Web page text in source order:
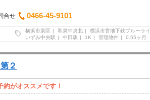
合せ
0466-45-9101
横浜市泉区 和泉中央北 横浜市営地下鉄ブルーラ
いずみ中央駅
中田駅 1K 管理物件 0.55ヶ月
２
がオススメです！